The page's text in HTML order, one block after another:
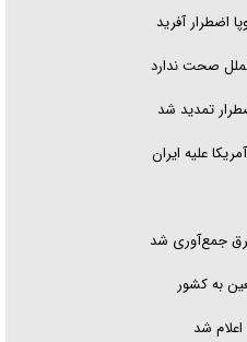
اضطرار آفرید
تمدید شد
علیه ایران
شد